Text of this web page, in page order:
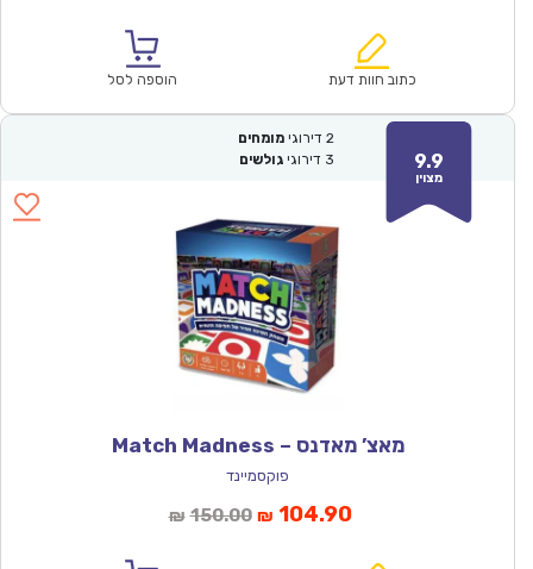
₪131.00.
הוא:
כתוב חוות דעת הוספה לסל
9.9
מצוין
2 דירוגי מומחים
3 דירוגי גולשים
מאצ’ מאדנס – Match Madness
פוקסמיינד
₪ 150.00המחיר
₪ 104.90המחיר